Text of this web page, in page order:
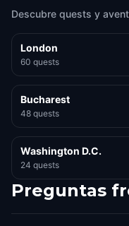
Descubre quests y
London
60 quests
Bucharest
48 quests
Washington D.C.
24 quests
Preguntas